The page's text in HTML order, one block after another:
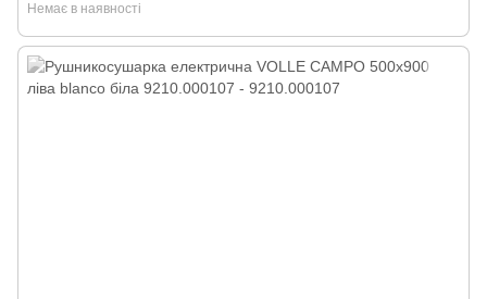
Немає в наявності